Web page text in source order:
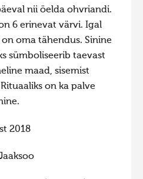
nii öelda ohvriandi.
6 erinevat värvi. Igal
oma tähendus. Sinine
sümboliseerib taevast
maad, sisemist
on ka palve
2018